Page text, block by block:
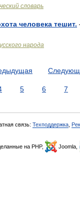
словарь
человека тешит.
народа
5 6 7
связь: Техподдержка
на PHP, Joomla,